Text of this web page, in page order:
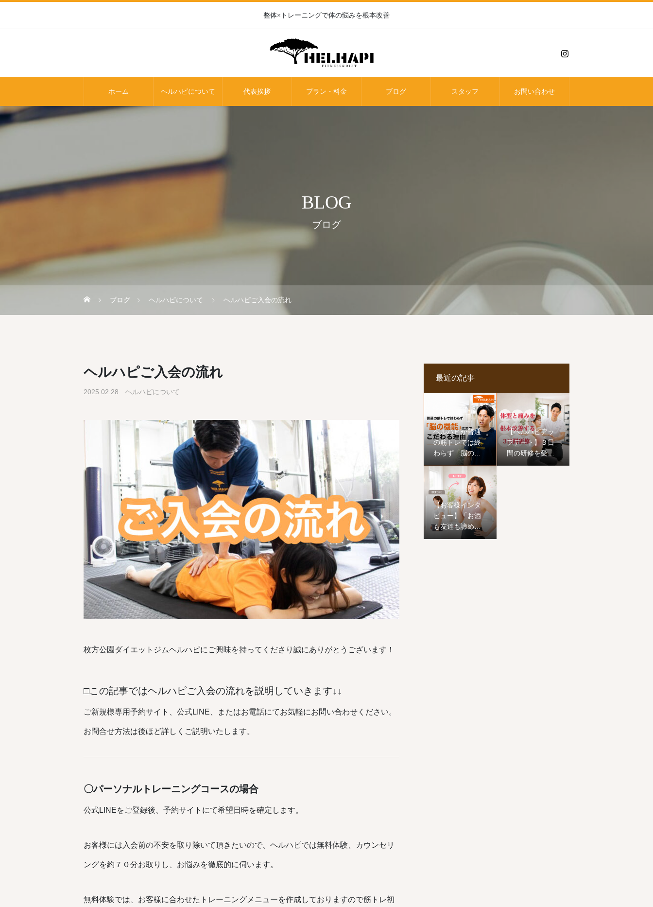
整体×トレーニングで体の悩みを根本改善
ホーム ヘルハピについて 代表挨拶 プラン・料金 ブログ スタッフ お問い合わせ
BLOG
ブログ
ブログ ヘルハピについて ヘルハピご入会の流れ
ヘルハピご入会の流れ
2025.02.28 ヘルハピについて
枚方公園ダイエットジムヘルハピにご興味を持ってくださり誠にありがとうございます！
□この記事ではヘルハピご入会の流れを説明していきます↓↓
ご新規様専用予約サイト、公式LINE、またはお電話にてお気軽にお問い合わせください。
お問合せ方法は後ほど詳しくご説明いたします。
〇パーソナルトレーニングコースの場合
公式LINEをご登録後、予約サイトにて希望日時を確定します。
お客様には入会前の不安を取り除いて頂きたいので、ヘルハピでは無料体験、カウンセリ
ングを約７０分お取りし、お悩みを徹底的に伺います。
無料体験では、お客様に合わせたトレーニングメニューを作成しておりますので筋トレ初
最近の記事
ヘルハピが普通
の筋トレでは終
わらず「脳の機
能」にまでこだ
わる理由
【ヘルハピアッ
プデート】３日
間の研修を受け
てきました。
【お客様インタ
ビュー】「お酒
も友達も諦めな
い！」50歳から